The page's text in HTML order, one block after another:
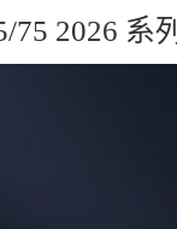
2026 系列